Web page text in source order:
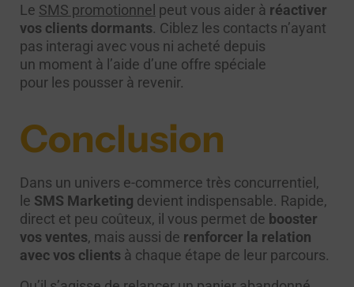
Le SMS promotionnel peut vous aider à réactiver
vos clients dormants. Ciblez les contacts n’ayant
pas interagi avec vous ni acheté depuis
un moment à l’aide d’une offre spéciale
pour les pousser à revenir.
Conclusion
Dans un univers e-commerce très concurrentiel,
le SMS Marketing devient indispensable. Rapide,
direct et peu coûteux, il vous permet de booster
vos ventes, mais aussi de renforcer la relation
avec vos clients à chaque étape de leur parcours.